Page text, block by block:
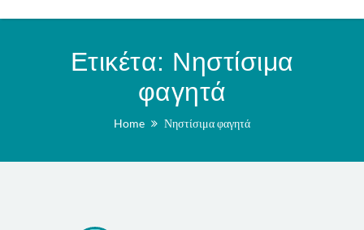
Ετικέτα: Νηστίσιμα
φαγητά
Home Νηστίσιμα φαγητά